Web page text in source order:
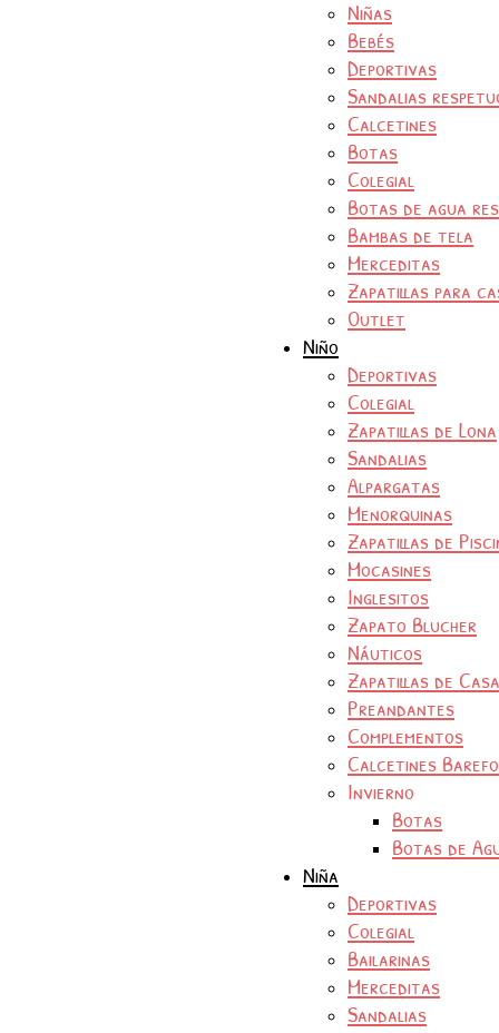
Niñas
Bebés
Deportivas
Sandalias
Calcetines
Botas
Colegial
Botas de agua
Bambas de tela
Merceditas
Zapatillas para
Outlet
Niño
Deportivas
Colegial
Zapatillas de Lona
Sandalias
Alpargatas
Menorquinas
Zapatillas de
Mocasines
Inglesitos
Zapato Blucher
Náuticos
Zapatillas de Casa
Preandantes
Complementos
Calcetines
Invierno
Botas
Botas de
Niña
Deportivas
Colegial
Bailarinas
Merceditas
Sandalias